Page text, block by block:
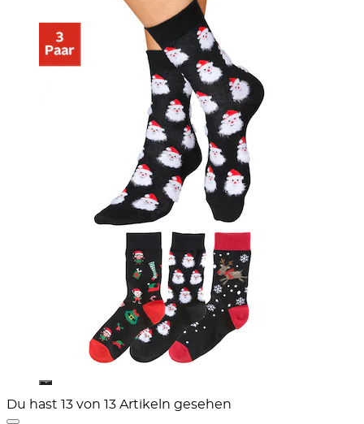
Du hast 13 von 13 Artikeln gesehen